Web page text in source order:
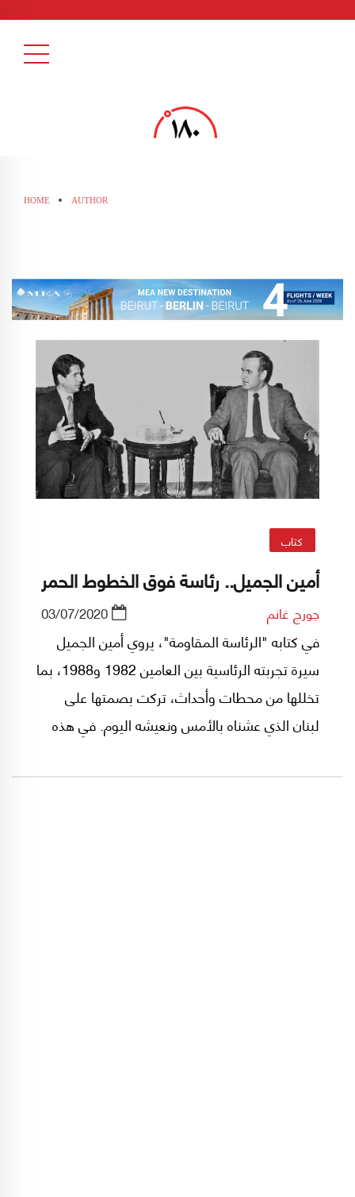
HOME AUTHOR
كتاب
أمين الجميل.. رئاسة فوق الخطوط الحمر
جورج غانم 03/07/2020
في كتابه "الرئاسة المقاومة"، يروي أمين الجميل
سيرة تجربته الرئاسية بين العامين 1982 و1988، بما
تخللها من محطات وأحداث، تركت بصمتها على
لبنان الذي عشناه بالأمس ونعيشه اليوم. في هذه
أن يلخص مئات الصفحات من مذكرات أمين الجميل